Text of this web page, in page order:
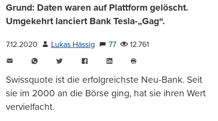
Grund: Daten waren auf Plattform gelöscht.
Umgekehrt lanciert Bank Tesla-„Gag“.
7.12.2020 Lukas Hässig 77
12.761
WhatsAppTwitter FacebookLinkedIn
drucken
Swissquote ist die erfolgreichste Neu-Bank. Seit
sie im 2000 an die Börse ging, hat sie ihren Wert
vervielfacht.